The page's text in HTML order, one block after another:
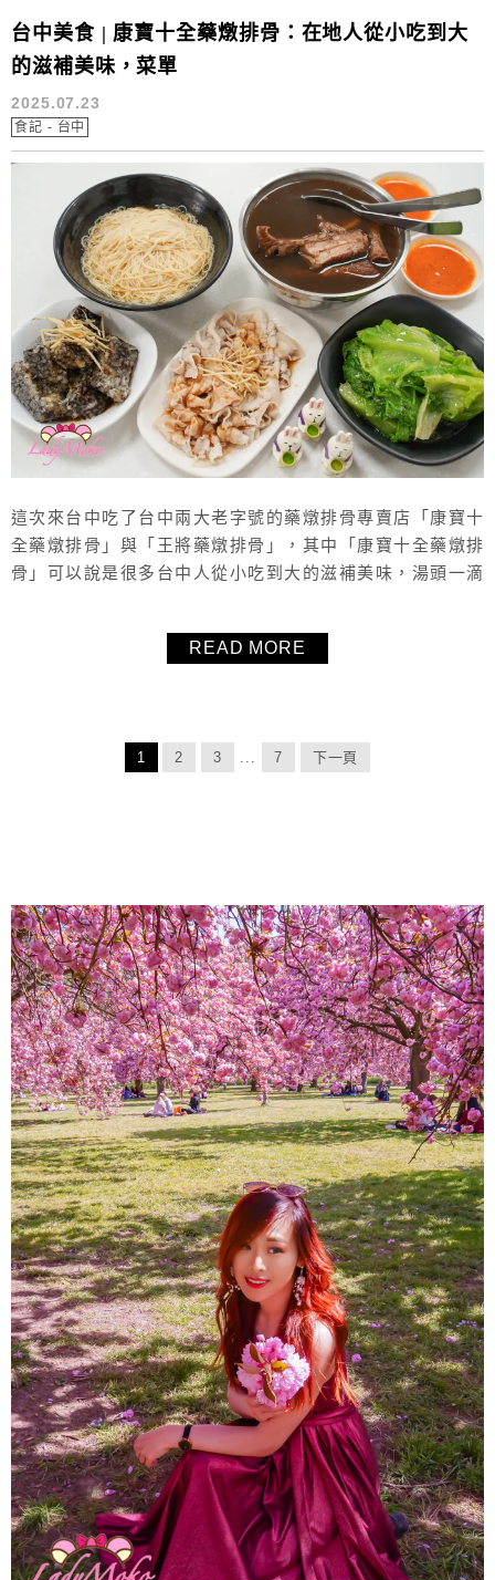
台中美食 | 康寶十全藥燉排骨：在地人從小吃到大
的滋補美味，菜單
2025.07.23
食記 - 台中
這次來台中吃了台中兩大老字號的藥燉排骨專賣店「康寶十
全藥燉排骨」與「王將藥燉排骨」，其中「康寶十全藥燉排
骨」可以說是很多台中人從小吃到大的滋補美味，湯頭一滴
吃藥燉排骨，絕對推薦「康寶十全藥燉排骨」。大墩創始店
READ MORE
1 2 3 ... 7 下一頁
About